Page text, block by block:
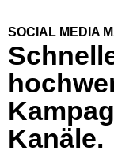
SOCIAL MEDIA
Kanäle.